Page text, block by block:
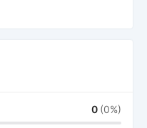
0 (0%)